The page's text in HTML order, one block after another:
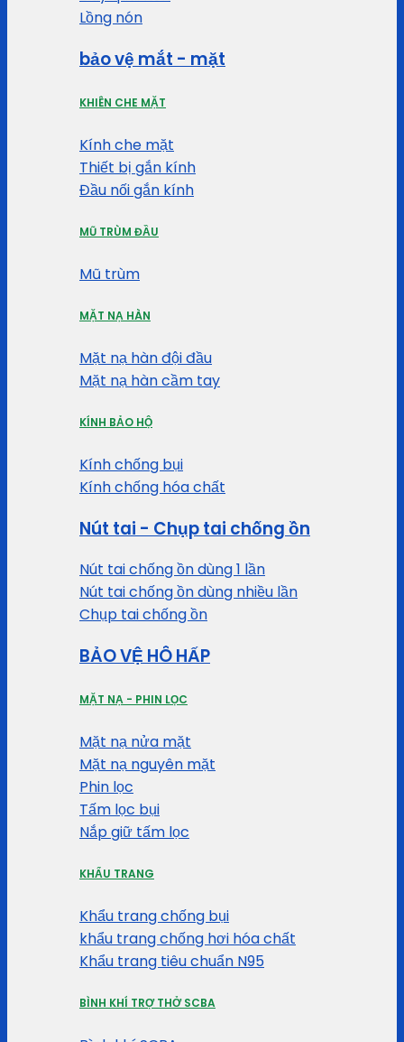
Lồng nón
bảo vệ mắt - mặt
KHIÊN CHE MẶT
Kính che mặt
Thiết bị gắn kính
Đầu nối gắn kính
MŨ TRÙM ĐẦU
Mũ trùm
MẶT NẠ HÀN
Mặt nạ hàn đội đầu
Mặt nạ hàn cầm tay
KÍNH BẢO HỘ
Kính chống bụi
Kính chống hóa chất
Nút tai - Chụp tai chống ồn
Nút tai chống ồn dùng 1 lần
Nút tai chống ồn dùng nhiều lần
Chụp tai chống ồn
BẢO VỆ HÔ HẤP
MẶT NẠ - PHIN LỌC
Mặt nạ nửa mặt
Mặt nạ nguyên mặt
Phin lọc
Tấm lọc bụi
Nắp giữ tấm lọc
KHẨU TRANG
Khẩu trang chống bụi
khẩu trang chống hơi hóa chất
Khẩu trang tiêu chuẩn N95
BÌNH KHÍ TRỢ THỞ SCBA